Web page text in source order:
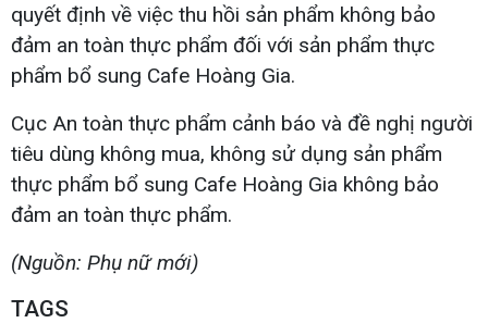
quyết định về việc thu hồi sản phẩm không bảo
đảm an toàn thực phẩm đối với sản phẩm thực
phẩm bổ sung Cafe Hoàng Gia.
Cục An toàn thực phẩm cảnh báo và đề nghị người
tiêu dùng không mua, không sử dụng sản phẩm
thực phẩm bổ sung Cafe Hoàng Gia không bảo
đảm an toàn thực phẩm.
(Nguồn: Phụ nữ mới)
TAGS